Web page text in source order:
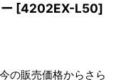
[4202EX-L50]
の販売価格からさら